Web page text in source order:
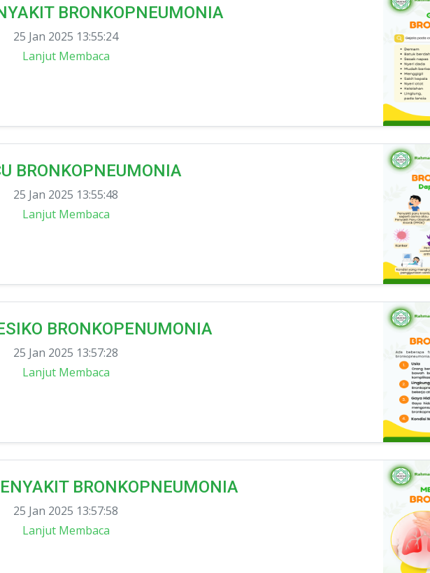
BRONKOPNEUMONIA
25 Jan 2025 13:55:24
Lanjut Membaca
BRONKOPNEUMONIA
25 Jan 2025 13:55:48
Lanjut Membaca
BRONKOPENUMONIA
25 Jan 2025 13:57:28
Lanjut Membaca
BRONKOPNEUMONIA
25 Jan 2025 13:57:58
Lanjut Membaca